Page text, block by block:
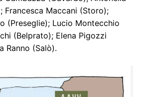
Francesca Maccani (Storo);
(Preseglie); Lucio Montecchio
(Belprato); Elena Pigozzi
Ranno (Salò).